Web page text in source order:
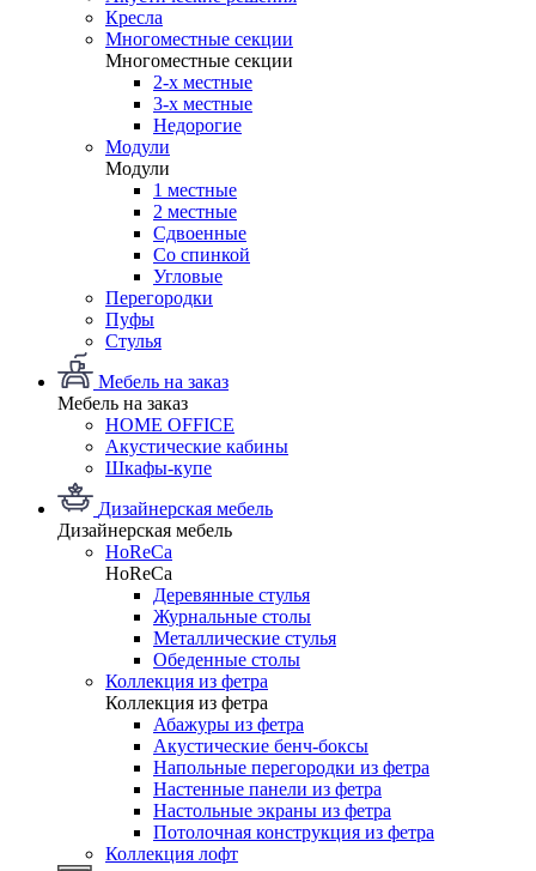
Кресла
Многоместные секции
Многоместные секции
2-х местные
3-х местные
Недорогие
Модули
Модули
1 местные
2 местные
Сдвоенные
Со спинкой
Угловые
Перегородки
Пуфы
Стулья
Мебель на заказ
Мебель на заказ
HOME OFFICE
Акустические кабины
Шкафы-купе
Дизайнерская мебель
Дизайнерская мебель
HoReCa
HoReCa
Деревянные стулья
Журнальные столы
Металлические стулья
Обеденные столы
Коллекция из фетра
Коллекция из фетра
Абажуры из фетра
Акустические бенч-боксы
Напольные перегородки из фетра
Настенные панели из фетра
Настольные экраны из фетра
Потолочная конструкция из фетра
Коллекция лофт